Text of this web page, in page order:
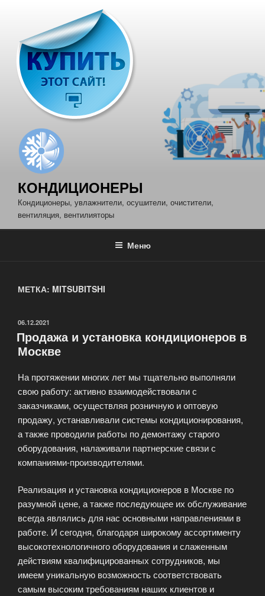
содержимому
КОНДИЦИОНЕРЫ
Кондиционеры, увлажнители, осушители, очистители,
вентиляция, вентилияторы
Меню
МЕТКА: MITSUBITSHI
ОПУБЛИКОВАНО
06.12.2021
Продажа и установка кондиционеров в
Москве
На протяжении многих лет мы тщательно выполняли
свою работу: активно взаимодействовали с
заказчиками, осуществляя розничную и оптовую
продажу, устанавливали системы кондиционирования,
а также проводили работы по демонтажу старого
оборудования, налаживали партнерские связи с
компаниями-производителями.
Реализация и установка кондиционеров в Москве по
разумной цене, а также последующее их обслуживание
всегда являлись для нас основными направлениями в
работе. И сегодня, благодаря широкому ассортименту
высокотехнологичного оборудования и слаженным
действиям квалифицированных сотрудников, мы
имеем уникальную возможность соответствовать
самым высоким требованиям наших клиентов и